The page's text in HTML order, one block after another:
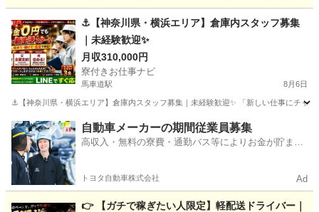
大船駅 宅配 未経験
⚓【神奈川県・横浜エリア】倉庫内スタッフ募集
｜未経験歓迎✨
月収310,000円
寮付きお仕事ナビ
馬車道駅 8月6日
⚓【神奈川県・横浜エリア】倉庫内スタッフ募集｜未経験歓迎✨ 「新しい仕事にチ
神奈川 横浜市 馬車道駅 工場 未経験
自動車メーカーの期間従業員募集
高収入・無料の寮費・通勤バス等によりお金が貯まり
トヨタ自動車株式会社 Ad
👉 【ガチで稼ぎたい人限定】軽配送ドライバー｜